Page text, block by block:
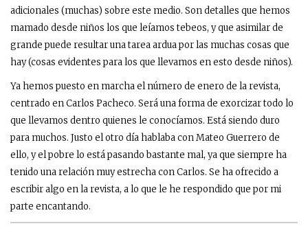
adicionales (muchas) sobre este medio. Son detalles que hemos
mamado desde niños los que leíamos tebeos, y que asimilar de
grande puede resultar una tarea ardua por las muchas cosas que
hay (cosas evidentes para los que llevamos en esto desde niños).
Ya hemos puesto en marcha el número de enero de la revista,
centrado en Carlos Pacheco. Será una forma de exorcizar todo lo
que llevamos dentro quienes le conocíamos. Está siendo duro
para muchos. Justo el otro día hablaba con Mateo Guerrero de
ello, y el pobre lo está pasando bastante mal, ya que siempre ha
tenido una relación muy estrecha con Carlos. Se ha ofrecido a
escribir algo en la revista, a lo que le he respondido que por mi
parte encantando.